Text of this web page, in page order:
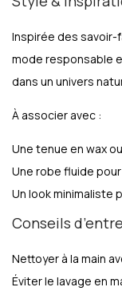
Inspirée des savoir-
mode responsable
dans un univers
À associer avec :
Une tenue en wax
Une robe fluide
Un look minimaliste
Conseils
Nettoyer à la main
Éviter le lavage en